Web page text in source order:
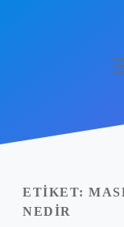
Yasal Uyarı
ETIKET:
NEDIR